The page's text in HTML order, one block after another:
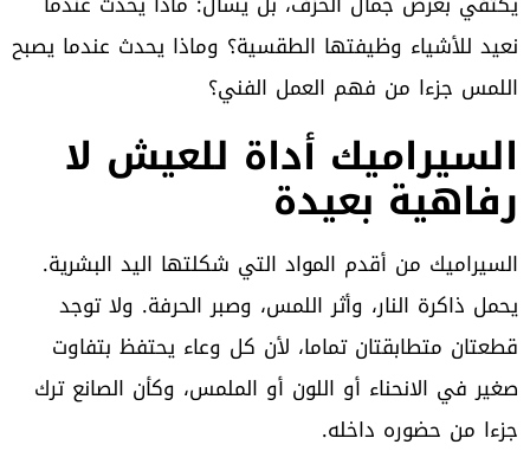
نعيد للأشياء وظيفتها الطقسية؟ وماذا يحدث عندما يصبح
اللمس جزءا من فهم العمل الفني؟
السيراميك أداة للعيش لا
رفاهية بعيدة
السيراميك من أقدم المواد التي شكلتها اليد البشرية.
يحمل ذاكرة النار، وأثر اللمس، وصبر الحرفة. ولا توجد
قطعتان متطابقتان تماما، لأن كل وعاء يحتفظ بتفاوت
صغير في الانحناء أو اللون أو الملمس، وكأن الصانع ترك
جزءا من حضوره داخله.